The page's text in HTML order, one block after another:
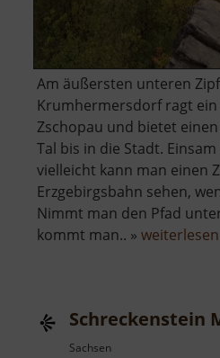
Am äußersten unteren
Krumhermersdorf ragt ein
Zschopau und bietet
Tal bis in die Stadt.
vielleicht kann man einen
Erzgebirgsbahn sehen,
Nimmt man den Pfad
kommt man.. » weiterlesen
Schreckenstein
Sachsen